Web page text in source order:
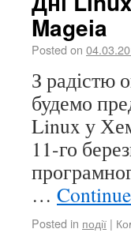
Mageia
Posted on
З радістю
будемо
Linux у
11-го
…
Posted in події |